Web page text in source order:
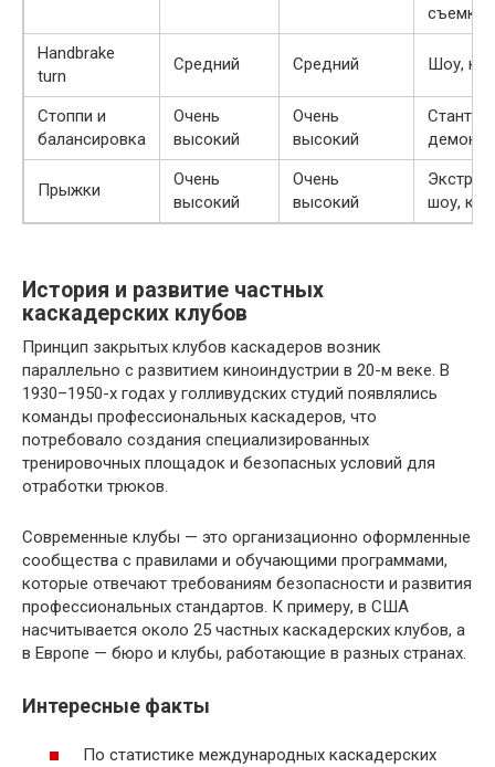
съемки
Handbrake
turn
Средний Средний Шоу,
Стоппи и
балансировка
Очень
высокий
Очень
высокий
Прыжки
Очень
высокий
Очень
высокий
шоу,
История и развитие частных
каскадерских клубов
Принцип закрытых клубов каскадеров возник
параллельно с развитием киноиндустрии в 20-м веке. В
1930–1950-х годах у голливудских студий появлялись
команды профессиональных каскадеров, что
потребовало создания специализированных
тренировочных площадок и безопасных условий для
отработки трюков.
Современные клубы — это организационно оформленные
сообщества с правилами и обучающими программами,
которые отвечают требованиям безопасности и развития
профессиональных стандартов. К примеру, в США
насчитывается около 25 частных каскадерских клубов, а
в Европе — бюро и клубы, работающие в разных странах.
Интересные факты
По статистике международных каскадерских